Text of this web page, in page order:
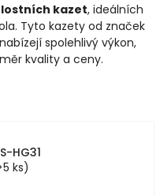
kazet, ideálních
Tyto kazety od značek
nabízejí spolehlivý výkon,
kvality a ceny.
HG31
ks)